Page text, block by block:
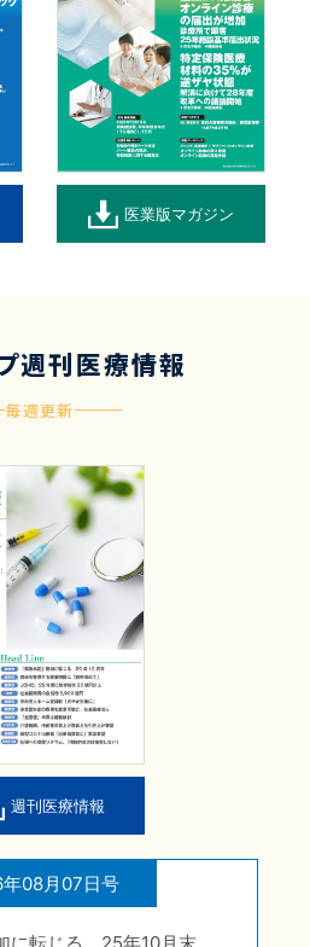
医業版マガジン
週刊医療情報
毎週更新
週刊医療情報
08月07日号